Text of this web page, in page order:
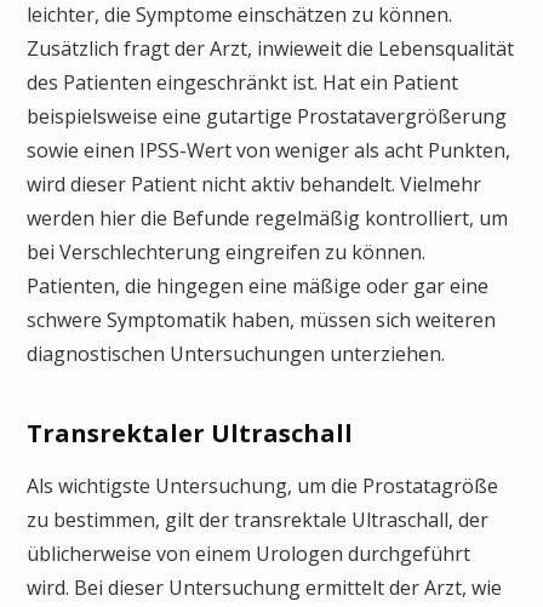
leichter, die Symptome einschätzen zu können.
Zusätzlich fragt der Arzt, inwieweit die Lebensqualität
des Patienten eingeschränkt ist. Hat ein Patient
beispielsweise eine gutartige Prostatavergrößerung
sowie einen IPSS-Wert von weniger als acht Punkten,
wird dieser Patient nicht aktiv behandelt. Vielmehr
werden hier die Befunde regelmäßig kontrolliert, um
bei Verschlechterung eingreifen zu können.
Patienten, die hingegen eine mäßige oder gar eine
schwere Symptomatik haben, müssen sich weiteren
diagnostischen Untersuchungen unterziehen.
Transrektaler Ultraschall
Als wichtigste Untersuchung, um die Prostatagröße
zu bestimmen, gilt der transrektale Ultraschall, der
üblicherweise von einem Urologen durchgeführt
wird. Bei dieser Untersuchung ermittelt der Arzt, wie